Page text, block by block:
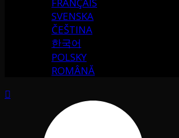
SVENSKA
ČEŠTINA
한국어
POLSKY
ROMÂNĂ